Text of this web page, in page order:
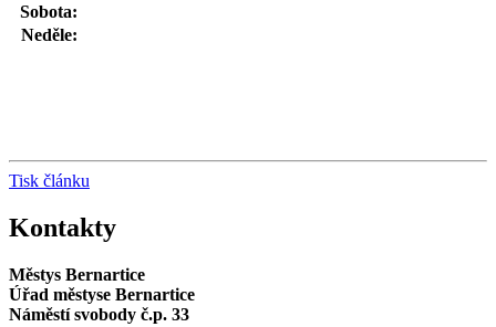
Sobota:
Neděle:
Tisk článku
Kontakty
Městys Bernartice
Úřad městyse Bernartice
Náměstí svobody č.p. 33